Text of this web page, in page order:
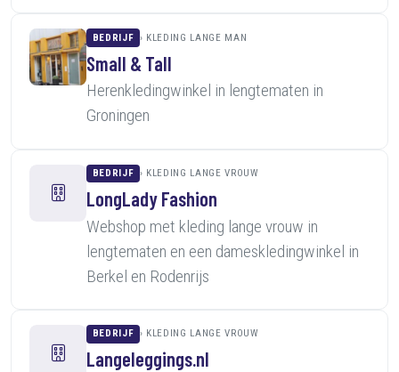
BEDRIJF KLEDING LANGE MAN
Small & Tall
Herenkledingwinkel in lengtematen in
Groningen
BEDRIJF KLEDING LANGE VROUW
LongLady Fashion
Webshop met kleding lange vrouw in
lengtematen en een dameskledingwinkel in
Berkel en Rodenrijs
BEDRIJF KLEDING LANGE VROUW
Langeleggings.nl